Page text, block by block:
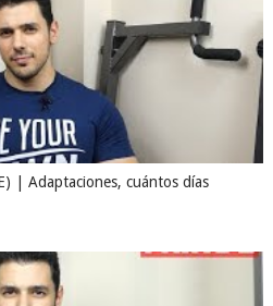
| Adaptaciones, cuántos días